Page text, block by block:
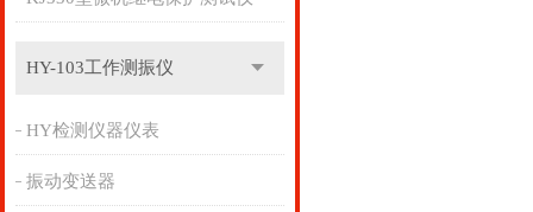
HY-103工作测振仪
HY检测仪器仪表
振动变送器